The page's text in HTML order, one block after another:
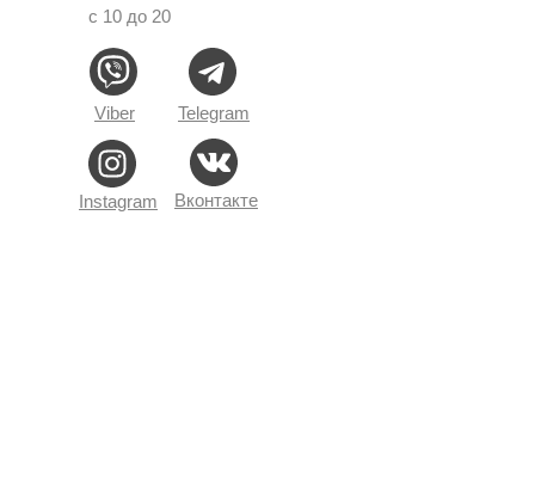
с 10 до 20
Telegram
Viber
Instagram Вконтакте